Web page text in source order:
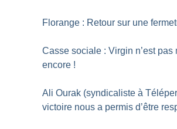
Florange : Retour sur une
Casse sociale : Virgin n’est pas
encore !
Ali Ourak (syndicaliste à
victoire nous a permis d’être